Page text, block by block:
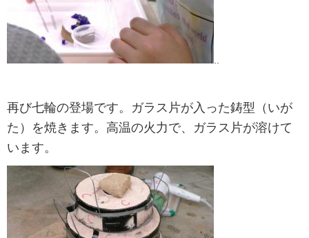
再び七輪の登場です。ガラス片が入った鋳型（いが
た）を焼きます。高温の火力で、ガラス片が溶けて
います。